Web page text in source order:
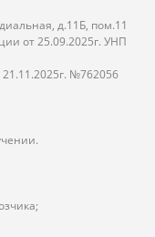
д.11Б, пом.11
от 25.09.2025г. УНП
№762056